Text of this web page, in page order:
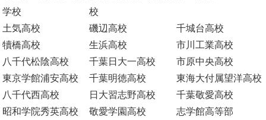
学校
校
土気高校 磯辺高校
千城台高校
犢橋高校
生浜高校
市川工業高校
八千代松陰高校
千葉日大一高校
市原中央高校
東京学館浦安高校
千葉明徳高校
東海大付属望洋高校
八千代西高校
日大習志野高校
千葉敬愛高校
昭和学院秀英高校
敬愛学園高校
志学館高等部